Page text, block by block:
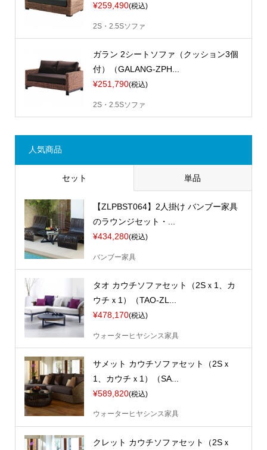
¥259,490(税込)
2S・2.5Sソファ
ガラン 2シートソファ（クッション3個
付）（GALANG-ZPH...
¥251,790(税込)
2S・2.5Sソファ
人気商品
セット 単品
【ZLPBST064】2人掛け バンブー家具
のラウンジセット・...
¥434,280(税込)
バンブー家具
タオ カウチソファセット（2Sｘ1、カ
ウチｘ1）（TAO-ZL...
¥478,170(税込)
ウォーターヒヤシンス家具
サメット カウチソファセット（2Sｘ
1、カウチｘ1）（SA...
¥589,820(税込)
ウォーターヒヤシンス家具
クレット カウチソファセット（2Sｘ